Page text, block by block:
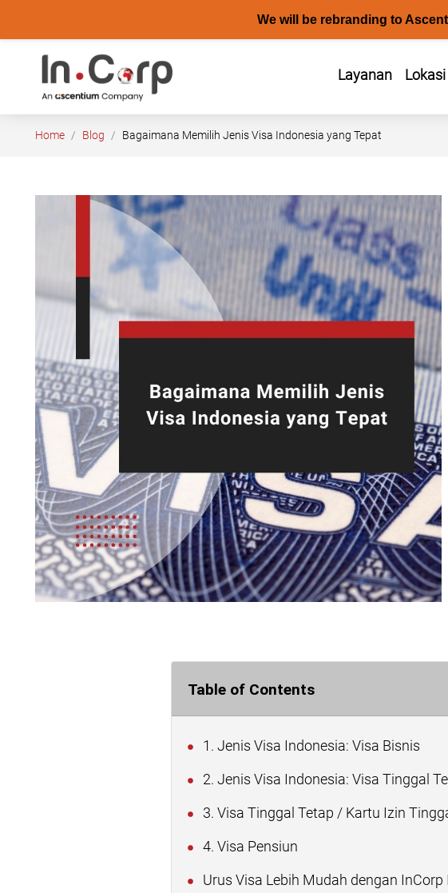
We will be rebranding to
content
Layanan Lokasi
Home Blog Bagaimana Memilih Jenis Visa Indonesia yang Tepat
Table of Contents
1. Jenis Visa Indonesia: Visa Bisnis
2. Jenis Visa Indonesia: Visa Tinggal
3. Visa Tinggal Tetap / Kartu Izin
4. Visa Pensiun
Urus Visa Lebih Mudah dengan InCorp